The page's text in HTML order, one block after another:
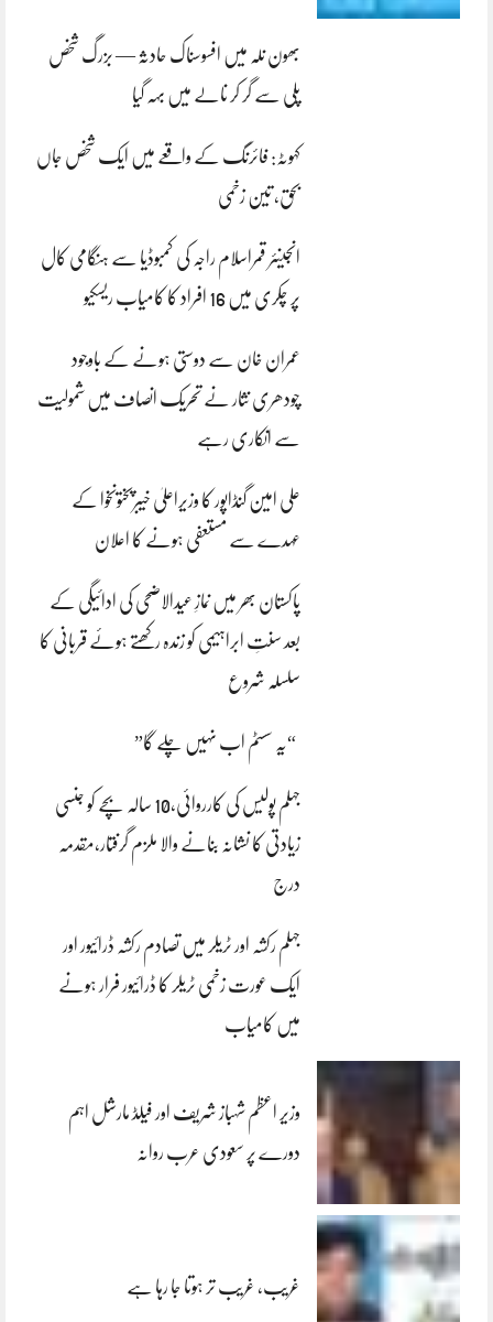
بھون نلہ میں افسوسناک حادثہ — بزرگ شخص
پلی سے گر کر نالے میں بہہ گیا
کہوٹہ: فائرنگ کے واقعے میں ایک شخص جاں
بحق، تین زخمی
انجینئر قمراسلام راجہ کی کمبوڈیا سے ہنگامی کال
پر چکری میں 16 افراد کا کامیاب ریسکیو
عمران خان سے دوستی ہونے کے باوجود
چودھری نثار نے تحریک انصاف میں شمولیت
سے انکاری رہے
علی امین گنڈاپور کا وزیراعلیٰ خیبرپختونخوا کے
عہدے سے مستعفی ہونے کا اعلان
پاکستان بھر میں نمازِ عیدالاضحی کی ادائیگی کے
بعد سنتِ ابراہیمی کو زندہ رکھتے ہوئے قربانی کا
سلسلہ شروع
“یہ سسٹم اب نہیں چلے گا”
جہلم پولیس کی کارروائی،10 سالہ بچے کو جنسی
زیادتی کا نشانہ بنانے والا ملزم گرفتار،مقدمہ
درج
جہلم رکشہ اور ٹریلر میں تصادم رکشہ ڈرائیور اور
ایک عورت زخمی ٹریلر کا ڈرائیور فرار ہونے
میں کامیاب
وزیر اعظم شہباز شریف اور فیلڈ مارشل اہم
دورے پر سعودی عرب روانہ
غریب، غریب تر ہوتا جا رہا ہے